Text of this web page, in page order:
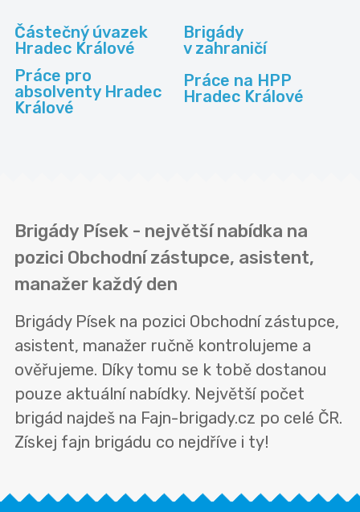
Částečný úvazek
Hradec Králové
Brigády
v zahraničí
Práce pro
absolventy Hradec
Králové
Práce na HPP
Hradec Králové
Brigády Písek - největší nabídka na
pozici Obchodní zástupce, asistent,
manažer každý den
Brigády Písek na pozici Obchodní zástupce,
asistent, manažer ručně kontrolujeme a
ověřujeme. Díky tomu se k tobě dostanou
pouze aktuální nabídky. Největší počet
brigád najdeš na Fajn-brigady.cz po celé ČR.
Získej fajn brigádu co nejdříve i ty!